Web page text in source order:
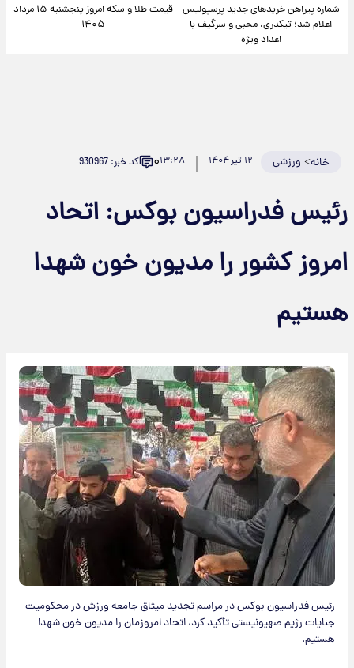
شماره پیراهن خریدهای جدید پرسپولیس
اعلام شد؛ تیکدری، محبی و سرگیف با
اعداد ویژه
قیمت طلا و سکه امروز پنجشنبه ۱۵ مرداد
۱۴۰۵
خانه> ورزشی ۱۲ تیر ۱۴۰۴ ۱۳:۲۸۰ کد خبر: 930967
رئیس فدراسیون بوکس: اتحاد
امروز کشور را مدیون خون شهدا
هستیم
رئیس فدراسیون بوکس در مراسم تجدید میثاق جامعه ورزش در محکومیت
جنایات رژیم صهیونیستی تأکید کرد، اتحاد امروزمان را مدیون خون شهدا
هستیم.